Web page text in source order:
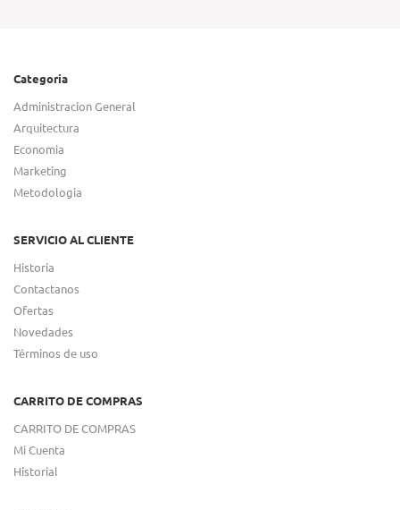
Categoria
Administracion General
Arquitectura
Economia
Marketing
Metodologia
SERVICIO AL CLIENTE
Historia
Contactanos
Ofertas
Novedades
Términos de uso
CARRITO DE COMPRAS
CARRITO DE COMPRAS
Mi Cuenta
Historial